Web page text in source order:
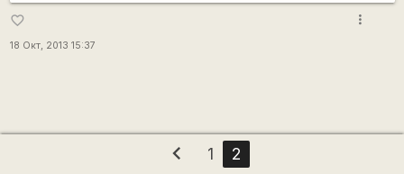
favorite_border
18 Окт, 2013 15:37
more_vert
chevron_left 1 2